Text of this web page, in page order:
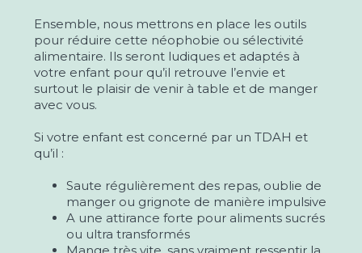
Ensemble, nous mettrons en place les outils
pour réduire cette néophobie ou sélectivité
alimentaire. Ils seront ludiques et adaptés à
votre enfant pour qu’il retrouve l’envie et
surtout le plaisir de venir à table et de manger
avec vous.
Si votre enfant est concerné par un TDAH et
qu’il :
Saute régulièrement des repas, oublie de
manger ou grignote de manière impulsive
A une attirance forte pour aliments sucrés
ou ultra transformés